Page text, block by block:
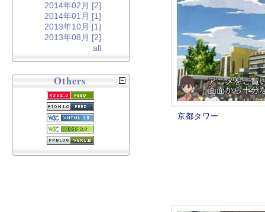
京都タワー
2014年02月 [2]
2014年01月 [1]
2013年10月 [1]
2013年08月 [2]
all
Others